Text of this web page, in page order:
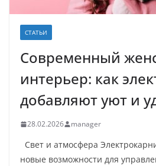
СТАТЬИ
Современный
интерьер: как
добавляют уют и
28.02.2026 manager
Свет и атмосфера
новые возможности для